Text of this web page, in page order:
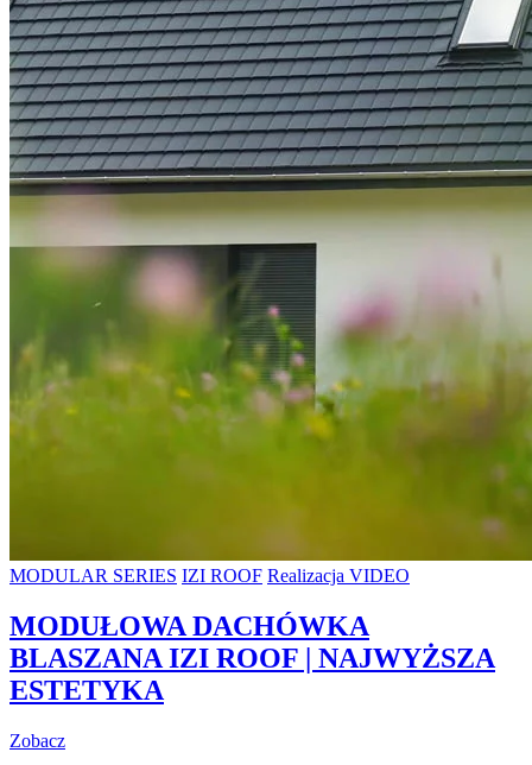
MODULAR SERIES IZI ROOF Realizacja VIDEO
MODUŁOWA DACHÓWKA
BLASZANA IZI ROOF | NAJWYŻSZA
ESTETYKA
Zobacz